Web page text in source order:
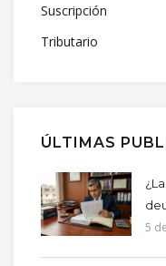
Suscripción
Tributario
ÚLTIMAS
5